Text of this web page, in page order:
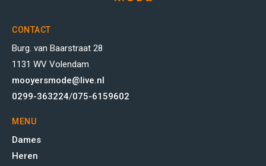
CONTACT
Burg. van Baarstraat 28
1131 WV Volendam
mooyersmode@live.nl
0299-363224/075-6159602
MENU
Dames
Heren